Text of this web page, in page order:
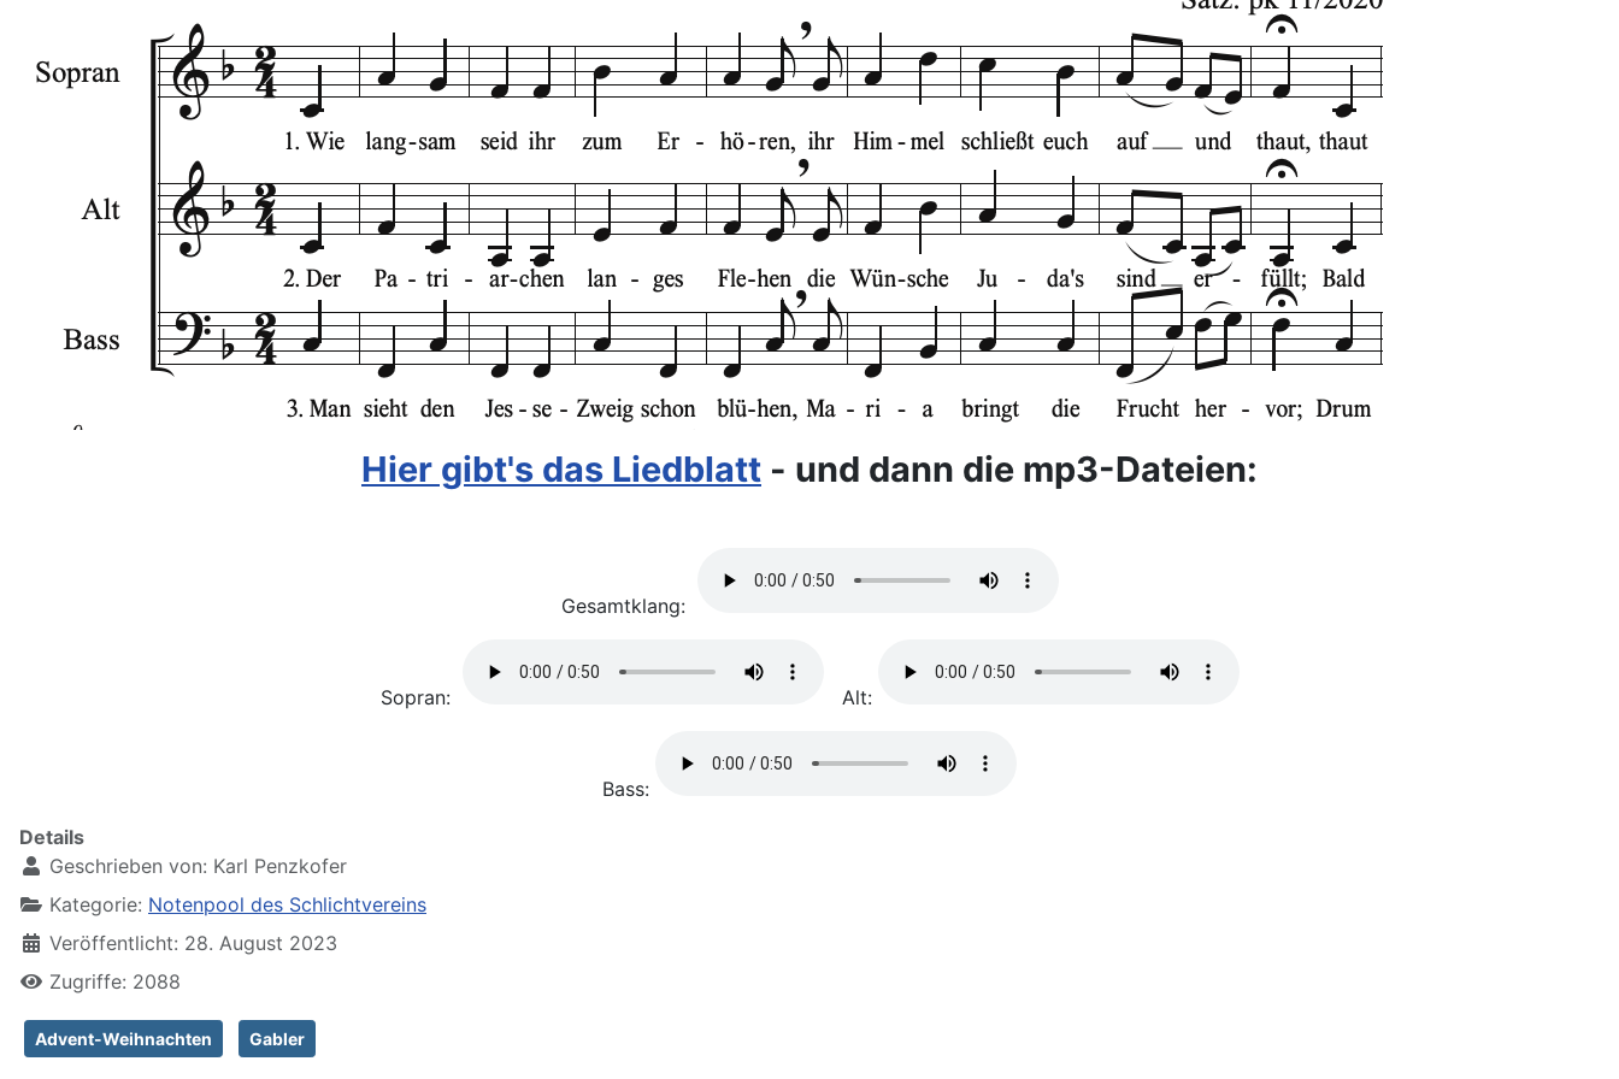
Hier gibt's das Liedblatt - und dann die mp3-Dateien:
Gesamtklang:
Sopran: Alt:
Bass:
Details
Geschrieben von: Karl Penzkofer
Kategorie: Notenpool des Schlichtvereins
Veröffentlicht: 28. August 2023
Zugriffe: 2088
Advent-Weihnachten Gabler